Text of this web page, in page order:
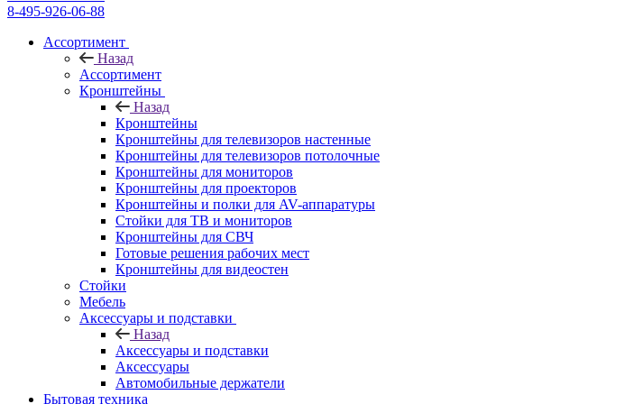
8-495-926-06-88
Ассортимент
Назад
Ассортимент
Кронштейны
Назад
Кронштейны
Кронштейны для телевизоров настенные
Кронштейны для телевизоров потолочные
Кронштейны для мониторов
Кронштейны для проекторов
Кронштейны и полки для AV-аппаратуры
Стойки для ТВ и мониторов
Кронштейны для СВЧ
Готовые решения рабочих мест
Кронштейны для видеостен
Стойки
Мебель
Аксессуары и подставки
Назад
Аксессуары и подставки
Аксессуары
Автомобильные держатели
Бытовая техника